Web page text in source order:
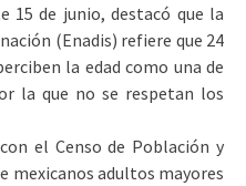
15 de junio, destacó que la
(Enadis) refiere que 24
la edad como una de
la que no se respetan los
el Censo de Población y
mexicanos adultos mayores